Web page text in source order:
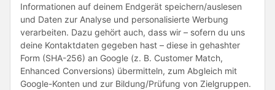
Informationen auf deinem Endgerät speichern/auslesen
und Daten zur Analyse und personalisierte Werbung
verarbeiten. Dazu gehört auch, dass wir – sofern du uns
deine Kontaktdaten gegeben hast – diese in gehashter
Form (SHA-256) an Google (z. B. Customer Match,
Enhanced Conversions) übermitteln, zum Abgleich mit
Google-Konten und zur Bildung/Prüfung von Zielgruppen.
Unsere Partner